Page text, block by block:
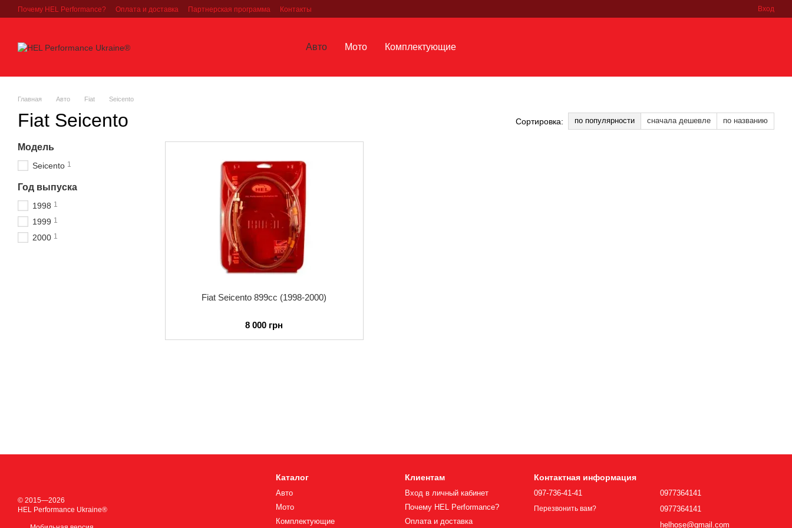
Перейти к основному контенту
Почему HEL Performance? Оплата и доставка Партнерская программа Контакты Вход
Авто Мото Комплектующие
Главная Авто Fiat Seicento
Fiat Seicento Сортировка: по популярности сначала дешевле по названию
Fiat Seicento 899cc (1998-2000)
8 000 грн
Модель
Seicento 1
Год выпуска
1998 1
1999 1
2000 1
© 2015—2026
HEL Performance Ukraine®
Каталог
Авто
Мото
Комплектующие
Клиентам
Вход в личный кабинет
Почему HEL Performance?
Оплата и доставка
Контактная информация
097-736-41-41
Перезвонить вам?
0977364141
0977364141
helhose@gmail.com